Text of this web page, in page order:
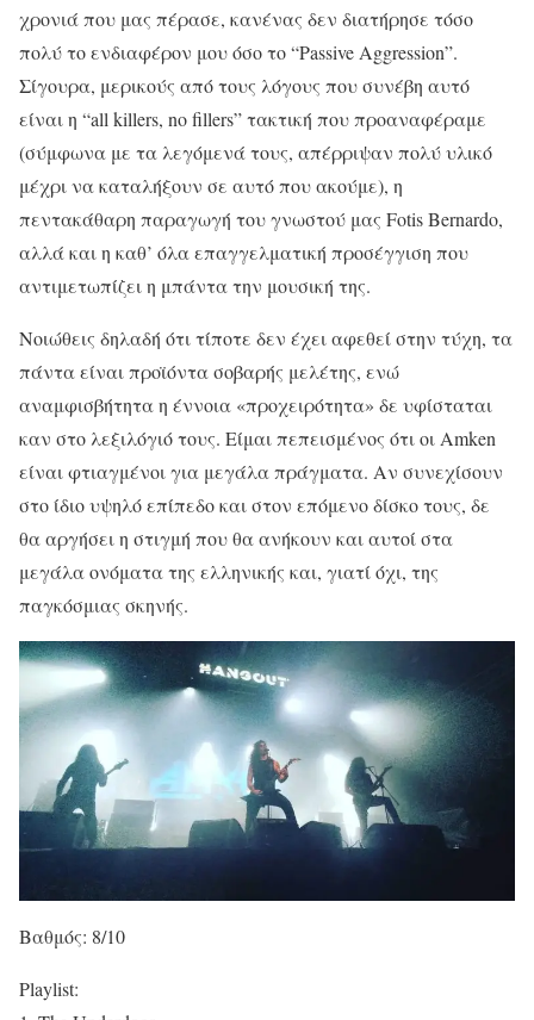
χρονιά που μας πέρασε, κανένας δεν διατήρησε τόσο
πολύ το ενδιαφέρον μου όσο το “Passive Aggression”.
Σίγουρα, μερικούς από τους λόγους που συνέβη αυτό
είναι η “all killers, no fillers” τακτική που προαναφέραμε
(σύμφωνα με τα λεγόμενά τους, απέρριψαν πολύ υλικό
μέχρι να καταλήξουν σε αυτό που ακούμε), η
πεντακάθαρη παραγωγή του γνωστού μας Fotis Bernardo,
αλλά και η καθ’ όλα επαγγελματική προσέγγιση που
αντιμετωπίζει η μπάντα την μουσική της.
Νοιώθεις δηλαδή ότι τίποτε δεν έχει αφεθεί στην τύχη, τα
πάντα είναι προϊόντα σοβαρής μελέτης, ενώ
αναμφισβήτητα η έννοια «προχειρότητα» δε υφίσταται
καν στο λεξιλόγιό τους. Είμαι πεπεισμένος ότι οι Amken
είναι φτιαγμένοι για μεγάλα πράγματα. Αν συνεχίσουν
στο ίδιο υψηλό επίπεδο και στον επόμενο δίσκο τους, δε
θα αργήσει η στιγμή που θα ανήκουν και αυτοί στα
μεγάλα ονόματα της ελληνικής και, γιατί όχι, της
παγκόσμιας σκηνής.
Βαθμός: 8/10
Playlist: